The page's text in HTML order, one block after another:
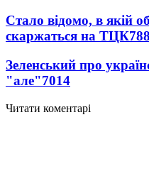
Стало відомо, в якій
скаржаться на ТЦК
Зеленський про
"але"7014
Читати коментарі